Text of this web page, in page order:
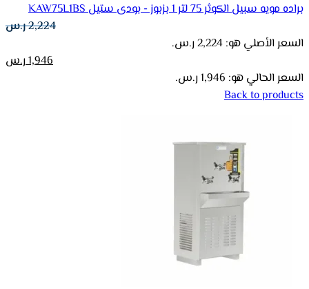
براده مويه سبيل الكوثر 75 لتر 1 بزبوز - بودى ستيل KAW75L1BS
2,224ر.س
السعر الأصلي هو: 2,224 ر.س.
1,946ر.س
السعر الحالي هو: 1,946 ر.س.
Back to products